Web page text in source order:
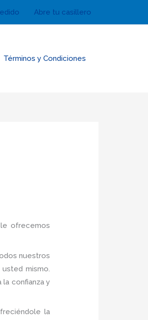
Abre tu casillero
Términos y Condiciones
ofrecemos
nuestros
mismo.
confianza y
la